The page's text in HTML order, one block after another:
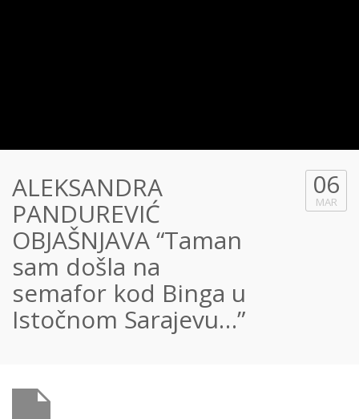
ALEKSANDRA
PANDUREVIĆ
OBJAŠNJAVA “Taman
sam došla na
semafor kod Binga u
Istočnom Sarajevu…”
06
MAR